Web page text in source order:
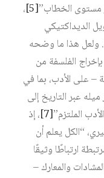
مستوى الخطاب”[5]
،
الديداكتيكي
. ولعل هذا ما وضحه
الفلسفة من
– على الأدب، بما في
عبر التاريخ إلى
الملتزم”[7]
، إذ
“الكل يعلم أن
ارتباطًا وثيقًا
والمعارك –